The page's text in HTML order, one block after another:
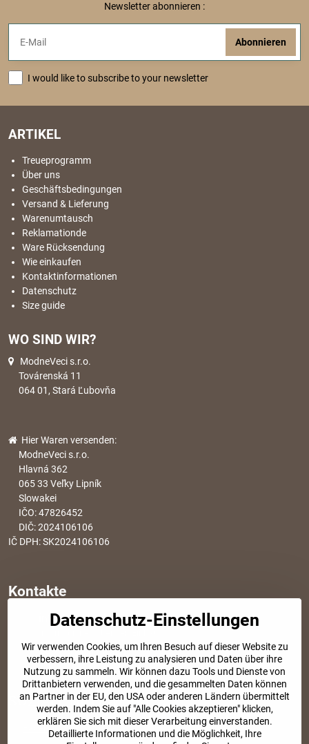
Newsletter abonnieren :
Abonnieren
I would like to subscribe to your newsletter
ARTIKEL
Treueprogramm
Über uns
Geschäftsbedingungen
Versand & Lieferung
Warenumtausch
Reklamationde
Ware Rücksendung
Wie einkaufen
Kontaktinformationen
Datenschutz
Size guide
WO SIND WIR?
ModneVeci s.r.o.
Továrenská 11
064 01, Stará Ľubovňa
Hier Waren versenden:
ModneVeci s.r.o.
Hlavná 362
065 33 Veľky Lipník
Slowakei
IČO: 47826452
DIČ: 2024106106
IČ DPH: SK2024106106
Kontakte
info​@modischesachen​.de
+421 917 917 801
Tel. Kundenservice von 8:30 bis 15:00
SOZIALE NETZWERKE
Facebook Instagram
Datenschutz-Einstellungen
Wir verwenden Cookies, um Ihren Besuch auf dieser Website zu
verbessern, ihre Leistung zu analysieren und Daten über ihre
Nutzung zu sammeln. Wir können dazu Tools und Dienste von
Drittanbietern verwenden, und die gesammelten Daten können
an Partner in der EU, den USA oder anderen Ländern übermittelt
werden. Indem Sie auf "Alle Cookies akzeptieren" klicken,
erklären Sie sich mit dieser Verarbeitung einverstanden.
Detaillierte Informationen und die Möglichkeit, Ihre